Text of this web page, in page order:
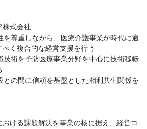
式会社
を尊重しながら、医療介護事業が時代に適
く複合的な経営支援を行う
技術を予防医療事業分野を中心に技術移転
との間に信頼を基盤とした相利共生関係を
ける課題解決を事業の核に据え、経営コ